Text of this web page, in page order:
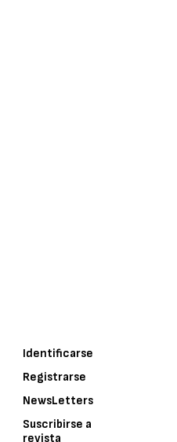
Identificarse
Registrarse
NewsLetters
Suscribirse a
revista